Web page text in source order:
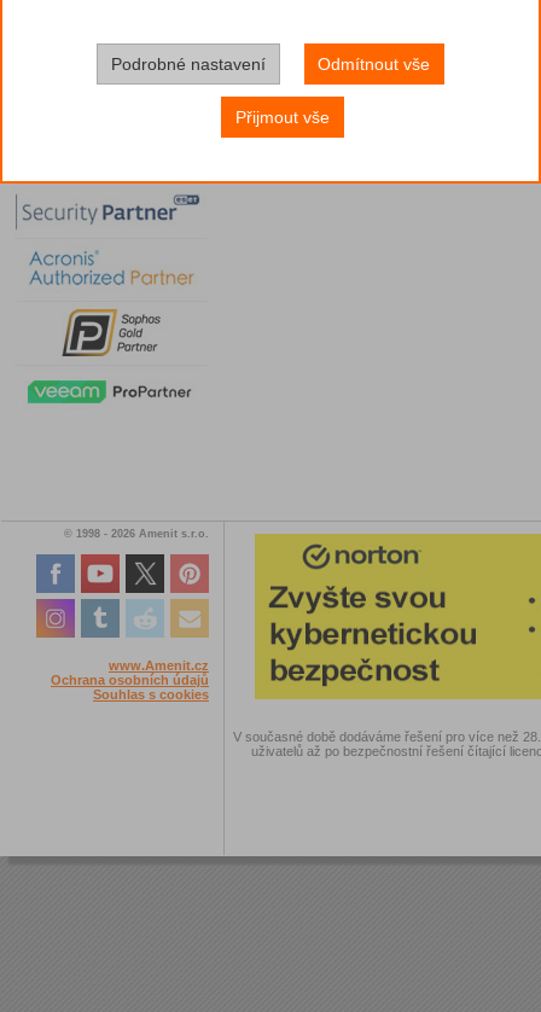
© 1998 - 2026 Amenit s.r.o.
www.Amenit.cz
Ochrana osobních údajů
Souhlas s cookies
V současné době dodáváme řešení pro více než
uživatelů až po bezpečnostní řešení čítající
Podrobné nastavení Odmítnout vše
Přijmout vše